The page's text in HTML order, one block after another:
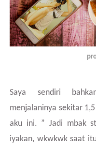
Saya sendiri
menjalaninya sekitar
aku ini. ” Jadi mbak
iyakan, wkwkwk saat